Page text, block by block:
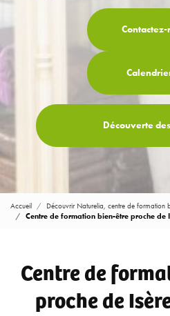
Contactez-
Découverte
Accueil
Découvrir Naturelia, centre de formation
Centre de formation bien-être proche de
Centre de
proche de